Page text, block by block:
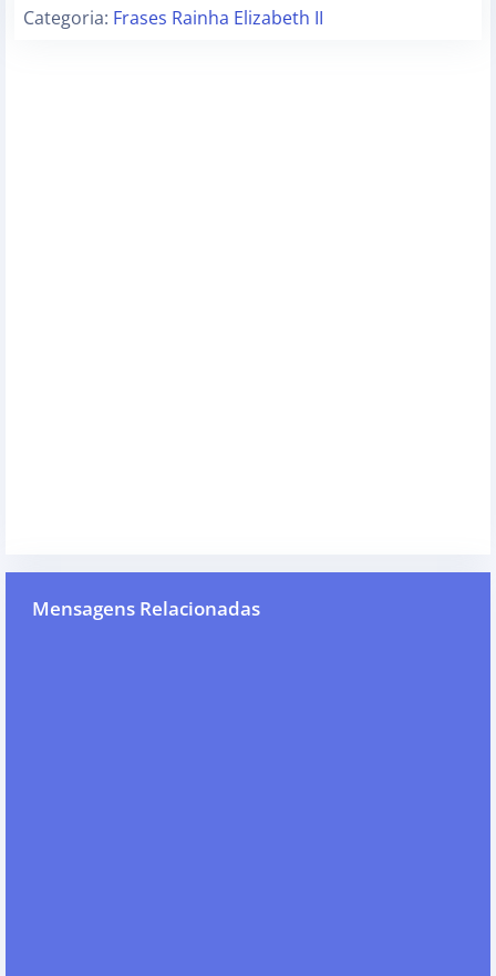
Categoria: Frases Rainha Elizabeth II
Mensagens Relacionadas